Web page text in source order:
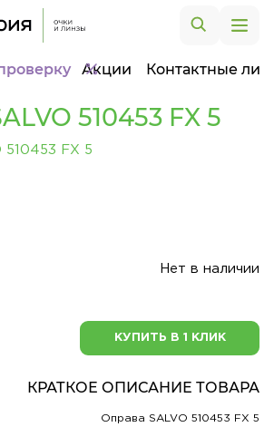
Акции Контактные
510453 FX 5
Нет в наличии
КУПИТЬ В 1 КЛИК
КРАТКОЕ ОПИСАНИЕ ТОВАРА
Оправа SALVO 510453 FX 5